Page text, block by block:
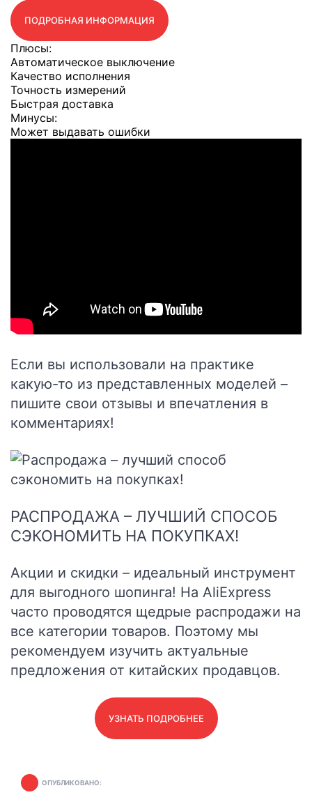
ПОДРОБНАЯ ИНФОРМАЦИЯ
Плюсы:
Автоматическое выключение
Качество исполнения
Точность измерений
Быстрая доставка
Минусы:
Может выдавать ошибки
Если вы использовали на практике
какую-то из представленных моделей –
пишите свои отзывы и впечатления в
комментариях!
РАСПРОДАЖА – ЛУЧШИЙ СПОСОБ
СЭКОНОМИТЬ НА ПОКУПКАХ!
Акции и скидки – идеальный инструмент
для выгодного шопинга! На AliExpress
часто проводятся щедрые распродажи на
все категории товаров. Поэтому мы
рекомендуем изучить актуальные
предложения от китайских продавцов.
УЗНАТЬ ПОДРОБНЕЕ
ОПУБЛИКОВАНО: